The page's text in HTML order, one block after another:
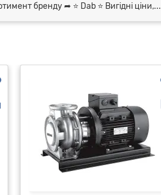
бренду ➦ ⭐ Dab ⭐ Вигідні ціни,...